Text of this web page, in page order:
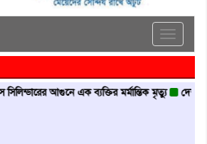
Toggle
আগুনে এক ব্যক্তির মর্মান্তিক মৃত্যু দেশজুড়ে